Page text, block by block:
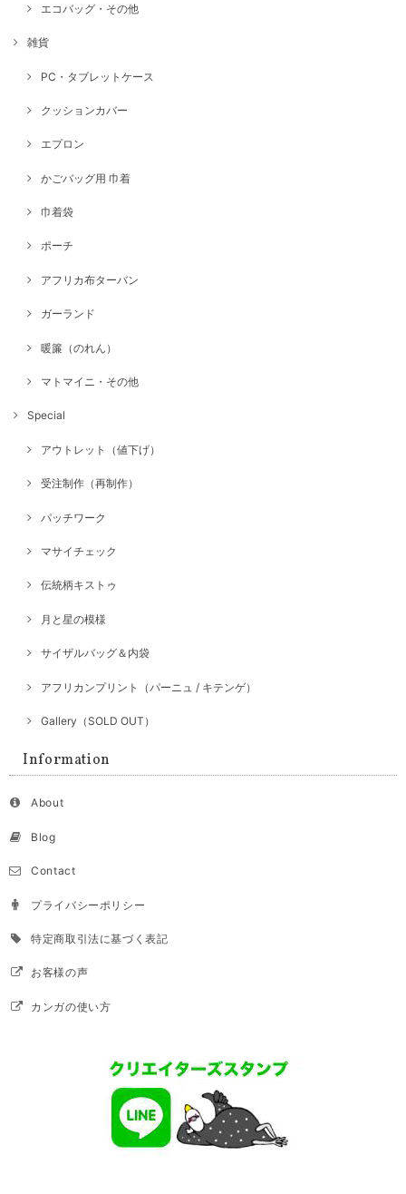
エコバッグ・その他
雑貨
PC・タブレットケース
クッションカバー
エプロン
かごバッグ用 巾着
巾着袋
ポーチ
アフリカ布ターバン
ガーランド
暖簾（のれん）
マトマイニ・その他
Special
アウトレット（値下げ）
受注制作（再制作）
パッチワーク
マサイチェック
伝統柄キストゥ
月と星の模様
サイザルバッグ＆内袋
アフリカンプリント（パーニュ / キテンゲ）
Gallery（SOLD OUT）
Information
About
Blog
Contact
プライバシーポリシー
特定商取引法に基づく表記
お客様の声
カンガの使い方